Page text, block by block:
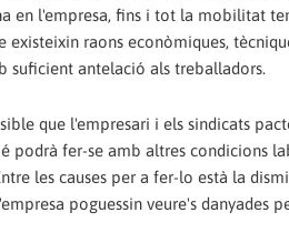
en l'empresa, fins i tot la mobilitat
existeixin raons econòmiques,
suficient antelació als treballadors.
que l'empresari i els sindicats
podrà fer-se amb altres condicions
les causes per a fer-lo està la
poguessin veure's danyades